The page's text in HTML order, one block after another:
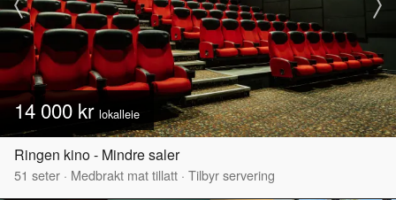
14 000 kr lokalleie
Ringen kino - Mindre saler
51 seter · Medbrakt mat tillatt · Tilbyr servering